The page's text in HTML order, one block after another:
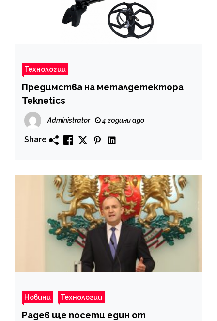
Технологии
Предимства на металдетектора
Teknetics
Administrator 4 години ago
Share
Новини Технологии
Радев ще посети един от